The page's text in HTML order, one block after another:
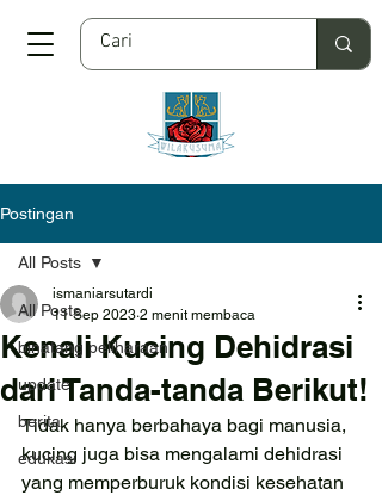
Postingan
All Posts
binatang peliharaan
update
berita
edukasi
All Posts
Kenali Kucing Dehidrasi
dari Tanda-tanda Berikut!
ismaniarsutardi
11 Sep 2023 2 menit membaca
Tidak hanya berbahaya bagi manusia,
kucing juga bisa mengalami dehidrasi
yang memperburuk kondisi kesehatan